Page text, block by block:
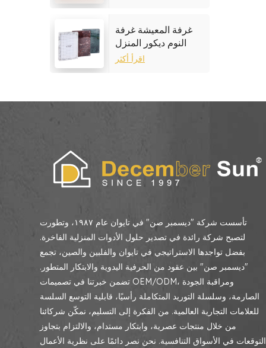
غرفة المعيشة غرفة
النوم ديكور المنزل
إطار الصورة الرخام
اقرأ أكثر
تأسست شركة "ديسمبر صن" في تايوان عام ١٩٨٧، وتطورت
لتصبح شركة رائدة في تصدير حلول الأدوات المنزلية الفاخرة.
بفضل تواجدها الاستراتيجي في تايوان والفلبين والصين، تجمع
"ديسمبر صن" بين عقود من الحرفية اليدوية والابتكار المتطور.
تضمن خبرتنا في تصميمات OEM/ODM، ومراقبة الجودة
الصارمة، وسلسلة التوريد المتكاملة رأسيًا، قابلية التوسع السلسة
للعلامات التجارية العالمية. من الفكرة إلى التسليم، نمكّن شركائنا
من خلال منتجات عصرية، وابتكار مستدام، والالتزام بتجاوز
التوقعات في الأسواق التنافسية. نحن نصر دائمًا على نظرية الأعمال